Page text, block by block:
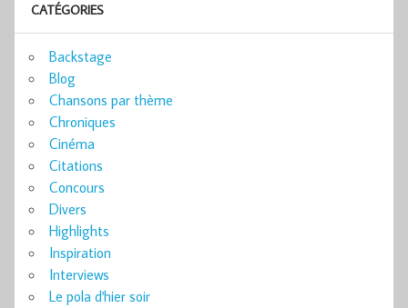
CATÉGORIES
Backstage
Blog
Chansons par thème
Chroniques
Cinéma
Citations
Concours
Divers
Highlights
Inspiration
Interviews
Le pola d'hier soir